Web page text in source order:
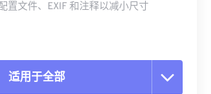
置文件、EXIF 和注释以减小尺寸
适用于全部